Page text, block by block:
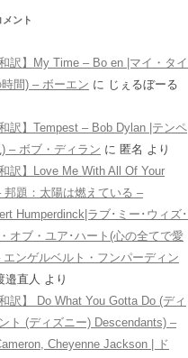
ント
和訳】My Time – Bo en |マイ・タイ
間) – ボーエン に じぇるぼーる
和訳】Tempest – Bob Dylan |テンペ
– ボブ・ディラン に 匿名 より
和訳】Love Me With All Of Your
邦題：太陽は燃えている –
Humperdinck|ラブ･ミー･ウィズ･
オブ・ユア･ハート(心の全てで愛
エンゲルベルト・フンパーディン
邉直人 より
和訳】 Do What You Gotta Do (ディ
ト (ディズニー) Descendants) –
Cheyenne Jackson | ド